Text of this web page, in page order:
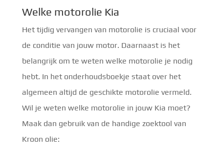
Welke motorolie Kia
Het tijdig vervangen van motorolie is cruciaal voor
de conditie van jouw motor. Daarnaast is het
belangrijk om te weten welke motorolie je nodig
hebt. In het onderhoudsboekje staat over het
algemeen altijd de geschikte motorolie vermeld.
Wil je weten welke motorolie in jouw Kia moet?
Maak dan gebruik van de handige zoektool van
Kroon olie: